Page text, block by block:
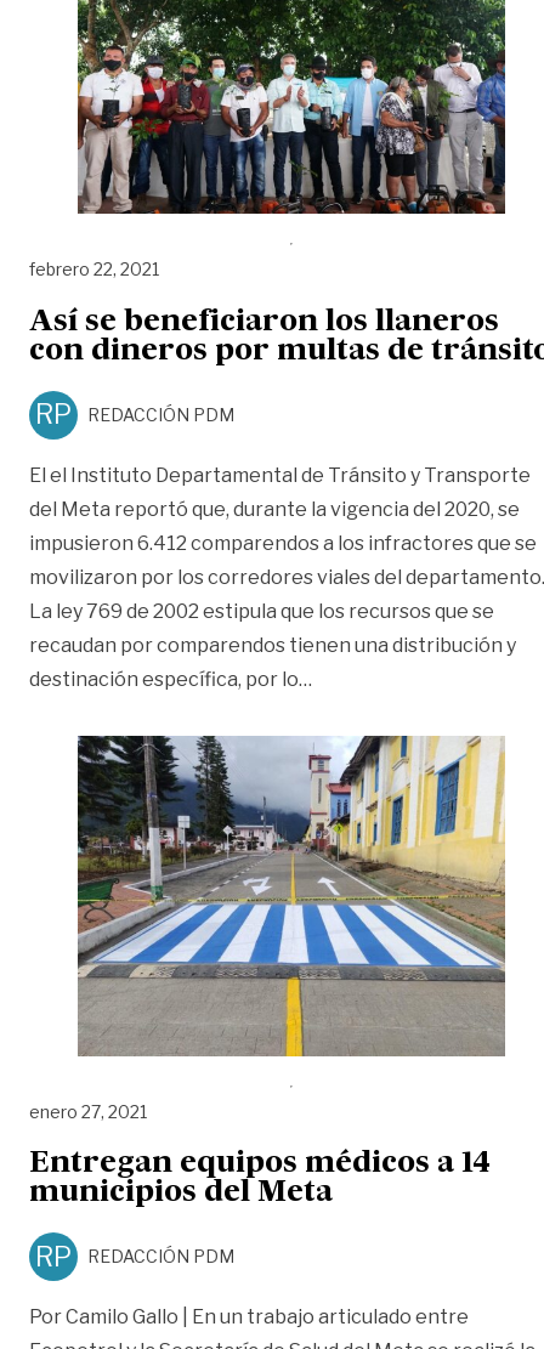
febrero 22, 2021
Así se beneficiaron los llaneros
con dineros por multas de
RP REDACCIÓN PDM
El el Instituto Departamental de Tránsito y Transporte
del Meta reportó que, durante la vigencia del 2020, se
impusieron 6.412 comparendos a los infractores que se
movilizaron por los corredores viales del departamento.
La ley 769 de 2002 estipula que los recursos que se
recaudan por comparendos tienen una distribución y
destinación específica, por lo…
enero 27, 2021
Entregan equipos médicos a 14
municipios del Meta
RP REDACCIÓN PDM
Por Camilo Gallo | En un trabajo articulado entre